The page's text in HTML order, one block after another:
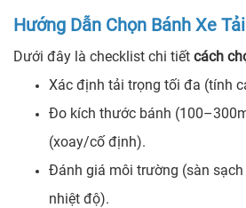
Hướng Dẫn Chọn Bánh Xe
Dưới đây là checklist chi tiết cách
Xác định tải trọng tối đa (tính
Đo kích thước bánh
(xoay/cố định).
Đánh giá môi trường (sàn sạch
nhiệt độ).